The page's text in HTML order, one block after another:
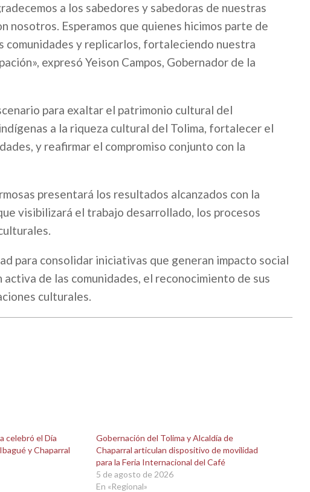
a los sabedores y sabedoras de nuestras
nosotros. Esperamos que quienes hicimos parte de
comunidades y replicarlos, fortaleciendo nuestra
expresó Yeison Campos, Gobernador de la
para exaltar el patrimonio cultural del
a la riqueza cultural del Tolima, fortalecer el
y reafirmar el compromiso conjunto con la
presentará los resultados alcanzados con la
visibilizará el trabajo desarrollado, los procesos
para consolidar iniciativas que generan impacto social
de las comunidades, el reconocimiento de sus
culturales.
celebró el Día
y Chaparral
Gobernación del Tolima y Alcaldía de
Chaparral articulan dispositivo de movilidad
para la Feria Internacional del Café
5 de agosto de 2026
En «Regional»